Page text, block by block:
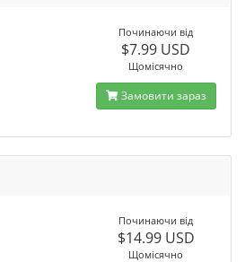
Починаючи від
$7.99 USD
Щомісячно
Замовити зараз
Починаючи від
$14.99 USD
Щомісячно